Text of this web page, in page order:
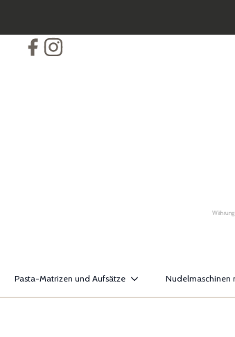
content
Pasta-Matrizen und Aufsätze Nudelmaschinen